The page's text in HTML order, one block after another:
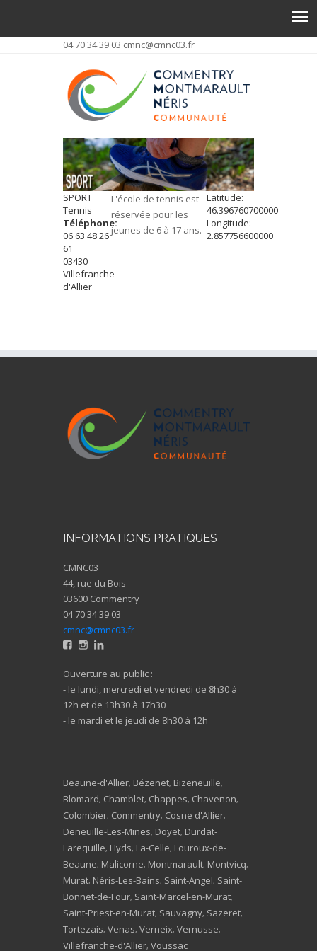
04 70 34 39 03 cmnc@cmnc03.fr
SPORT
Tennis
Téléphone:
06 63 48 26
61
03430
Villefranche-
d'Allier
L'école de tennis est
réservée pour les
jeunes de 6 à 17 ans.
Latitude:
46.396760700000
Longitude:
2.857756600000
INFORMATIONS PRATIQUES
CMNC03
44, rue du Bois
03600 Commentry
04 70 34 39 03
cmnc@cmnc03.fr
Ouverture au public :
- le lundi, mercredi et vendredi de 8h30 à
12h et de 13h30 à 17h30
- le mardi et le jeudi de 8h30 à 12h
Beaune-d'Allier, Bézenet, Bizeneuille,
Blomard, Chamblet, Chappes, Chavenon,
Colombier, Commentry, Cosne d'Allier,
Deneuille-Les-Mines, Doyet, Durdat-
Larequille, Hyds, La-Celle, Louroux-de-
Beaune, Malicorne, Montmarault, Montvicq,
Murat, Néris-Les-Bains, Saint-Angel, Saint-
Bonnet-de-Four, Saint-Marcel-en-Murat,
Saint-Priest-en-Murat, Sauvagny, Sazeret,
Tortezais, Venas, Verneix, Vernusse,
Villefranche-d'Allier, Voussac